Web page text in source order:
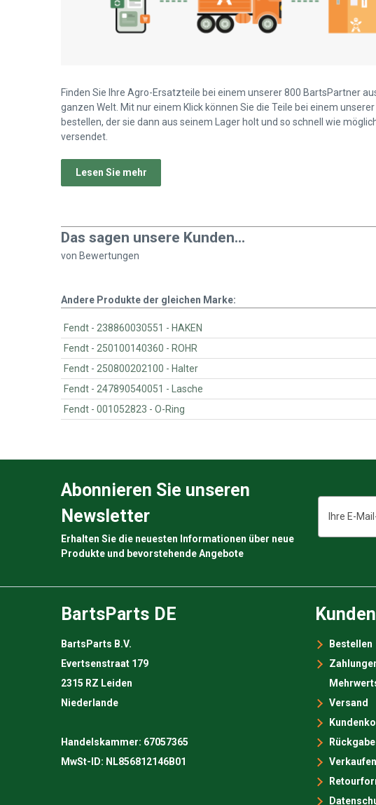
Finden Sie Ihre Agro-Ersatzteile bei einem unserer 800 BartsPartner
ganzen Welt. Mit nur einem Klick können Sie die Teile bei einem
bestellen, der sie dann aus seinem Lager holt und so schnell wie
versendet.
Lesen Sie mehr
Das sagen unsere Kunden...
von Bewertungen
Andere Produkte der gleichen Marke:
Fendt - 238860030551 - HAKEN
Fendt - 250100140360 - ROHR
Fendt - 250800202100 - Halter
Fendt - 247890540051 - Lasche
Fendt - 001052823 - O-Ring
Abonnieren Sie unseren
Newsletter
Erhalten Sie die neuesten Informationen über neue
Produkte und bevorstehende Angebote
Mail-
Bestellen
Versand
BartsParts DE
BartsParts B.V.
Evertsenstraat 179
2315 RZ Leiden
Niederlande
Handelskammer: 67057365
MwSt-ID: NL856812146B01